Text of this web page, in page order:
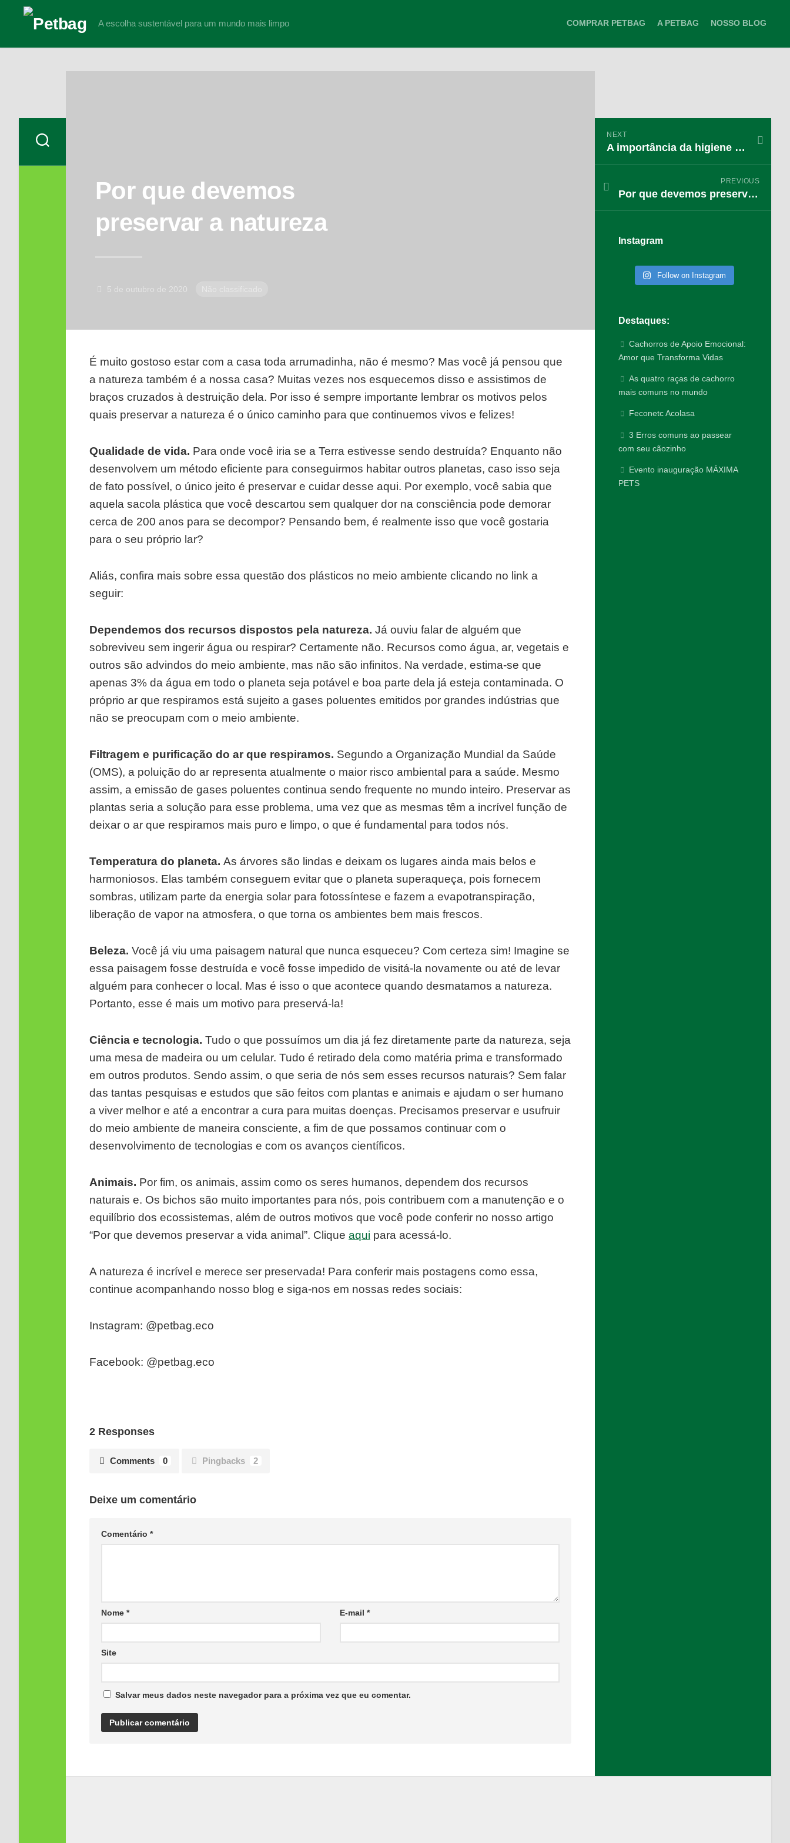
A escolha sustentável para um mundo mais limpo COMPRAR PETBAG A PETBAG NOSSO BLOG
Por que devemos
preservar a natureza
5 de outubro de 2020
É muito gostoso estar com a casa toda arrumadinha, não é mesmo? Mas você já pensou que
a natureza também é a nossa casa? Muitas vezes nos esquecemos disso e assistimos de
braços cruzados à destruição dela. Por isso é sempre importante lembrar os motivos pelos
quais preservar a natureza é o único caminho para que continuemos vivos e felizes!
Qualidade de vida. Para onde você iria se a Terra estivesse sendo destruída? Enquanto não
desenvolvem um método eficiente para conseguirmos habitar outros planetas, caso isso seja
de fato possível, o único jeito é preservar e cuidar desse aqui. Por exemplo, você sabia que
aquela sacola plástica que você descartou sem qualquer dor na consciência pode demorar
cerca de 200 anos para se decompor? Pensando bem, é realmente isso que você gostaria
para o seu próprio lar?
Aliás, confira mais sobre essa questão dos plásticos no meio ambiente clicando no link a
seguir:
Dependemos dos recursos dispostos pela natureza. Já ouviu falar de alguém que
sobreviveu sem ingerir água ou respirar? Certamente não. Recursos como água, ar, vegetais e
outros são advindos do meio ambiente, mas não são infinitos. Na verdade, estima-se que
apenas 3% da água em todo o planeta seja potável e boa parte dela já esteja contaminada. O
próprio ar que respiramos está sujeito a gases poluentes emitidos por grandes indústrias que
não se preocupam com o meio ambiente.
Filtragem e purificação do ar que respiramos. Segundo a Organização Mundial da Saúde
(OMS), a poluição do ar representa atualmente o maior risco ambiental para a saúde. Mesmo
assim, a emissão de gases poluentes continua sendo frequente no mundo inteiro. Preservar as
plantas seria a solução para esse problema, uma vez que as mesmas têm a incrível função de
deixar o ar que respiramos mais puro e limpo, o que é fundamental para todos nós.
Temperatura do planeta. As árvores são lindas e deixam os lugares ainda mais belos e
harmoniosos. Elas também conseguem evitar que o planeta superaqueça, pois fornecem
sombras, utilizam parte da energia solar para fotossíntese e fazem a evapotranspiração,
liberação de vapor na atmosfera, o que torna os ambientes bem mais frescos.
Beleza. Você já viu uma paisagem natural que nunca esqueceu? Com certeza sim! Imagine se
essa paisagem fosse destruída e você fosse impedido de visitá-la novamente ou até de levar
alguém para conhecer o local. Mas é isso o que acontece quando desmatamos a natureza.
Portanto, esse é mais um motivo para preservá-la!
Ciência e tecnologia. Tudo o que possuímos um dia já fez diretamente parte da natureza, seja
uma mesa de madeira ou um celular. Tudo é retirado dela como matéria prima e transformado
em outros produtos. Sendo assim, o que seria de nós sem esses recursos naturais? Sem falar
das tantas pesquisas e estudos que são feitos com plantas e animais e ajudam o ser humano
a viver melhor e até a encontrar a cura para muitas doenças. Precisamos preservar e usufruir
do meio ambiente de maneira consciente, a fim de que possamos continuar com o
desenvolvimento de tecnologias e com os avanços científicos.
Animais. Por fim, os animais, assim como os seres humanos, dependem dos recursos
naturais e. Os bichos são muito importantes para nós, pois contribuem com a manutenção e o
equilíbrio dos ecossistemas, além de outros motivos que você pode conferir no nosso artigo
“Por que devemos preservar a vida animal”. Clique aqui para acessá-lo.
A natureza é incrível e merece ser preservada! Para conferir mais postagens como essa,
continue acompanhando nosso blog e siga-nos em nossas redes sociais:
Instagram: @petbag.eco
Facebook: @petbag.eco
2 Responses
Comments 0 Pingbacks 2
Deixe um comentário
Comentário *
Nome * E-mail *
Site
Salvar meus dados neste navegador para a próxima vez que eu comentar.
NEXT
A importância da higiene do seu pet
PREVIOUS
Por que devemos preservar a vida animal
Instagram
Follow on Instagram
Destaques:
Cachorros de Apoio Emocional:
Amor que Transforma Vidas
As quatro raças de cachorro
mais comuns no mundo
Feconetc Acolasa
3 Erros comuns ao passear
com seu cãozinho
Evento inauguração MÁXIMA
PETS